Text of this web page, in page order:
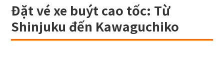
Đặt vé xe buýt cao tốc: Từ
Shinjuku đến Kawaguchiko